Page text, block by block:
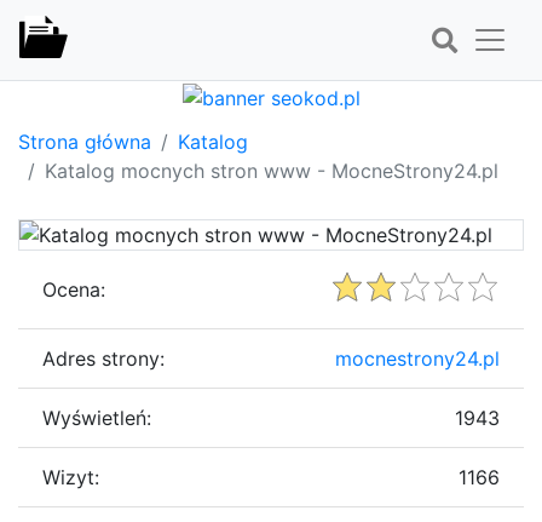
Strona główna
Katalog
Katalog mocnych stron www - MocneStrony24.pl
Ocena:
Adres strony: mocnestrony24.pl
Wyświetleń: 1943
Wizyt: 1166